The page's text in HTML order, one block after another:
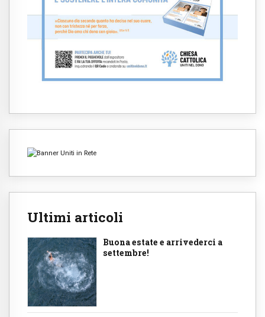
Ultimi articoli
Buona estate e arrivederci a
settembre!